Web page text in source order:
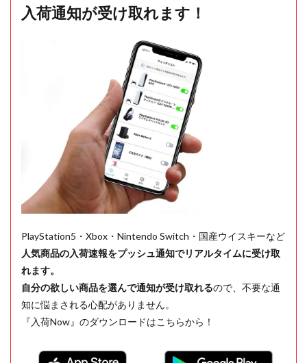
入荷通知が受け取れます！
PlayStation5・Xbox・Nintendo Switch・国産ウイスキーなど
人気商品の入荷速報をプッシュ通知でリアルタイムに受け取
れます。
自分の欲しい商品を選んで通知が受け取れるので、不要な通
知に悩まされる心配がありません。
『入荷Now』のダウンロードはこちらから！